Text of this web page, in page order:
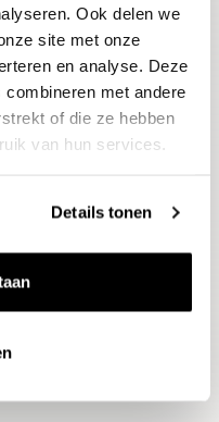
Ook delen we
site met onze
en analyse. Deze
met andere
of die ze hebben
van hun services.
Details tonen